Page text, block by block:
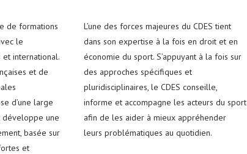
de formations
le
international.
et de
d’une large
développe une
basée sur
et
L’une des forces majeures du CDES tient
dans son expertise à la fois en droit et en
économie du sport. S’appuyant à la fois sur
des approches spécifiques et
pluridisciplinaires, le CDES conseille,
informe et accompagne les acteurs du sport
afin de les aider à mieux appréhender
leurs problématiques au quotidien.